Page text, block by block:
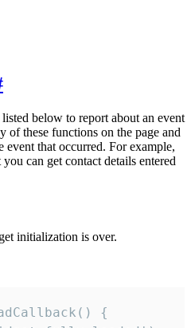
below to report about an event
of these functions on the page and
event that occurred. For example,
can get contact details entered
initialization is over.
{